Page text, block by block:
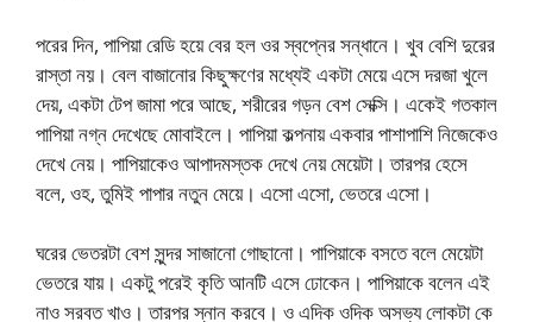
পরের দিন, পাপিয়া রেডি হয়ে বের হল ওর স্বপ্নের সন্ধানে। খুব বেশি দুরের
রাস্তা নয়। বেল বাজানোর কিছুক্ষণের মধ্যেই একটা মেয়ে এসে দরজা খুলে
দেয়, একটা টেপ জামা পরে আছে, শরীরের গড়ন বেশ সেক্সি। একেই গতকাল
পাপিয়া নগ্ন দেখেছে মোবাইলে। পাপিয়া কল্পনায় একবার পাশাপাশি নিজেকেও
দেখে নেয়। পাপিয়াকেও আপাদমস্তক দেখে নেয় মেয়েটা। তারপর হেসে
বলে, ওহ, তুমিই পাপার নতুন মেয়ে। এসো এসো, ভেতরে এসো।
ঘরের ভেতরটা বেশ সুন্দর সাজানো গোছানো। পাপিয়াকে বসতে বলে মেয়েটা
ভেতরে যায়। একটু পরেই কৃতি আনটি এসে ঢোকেন। পাপিয়াকে বলেন এই
নাও সরবত খাও। তারপর স্নান করবে। ও এদিক ওদিক অসভ্য লোকটা কে